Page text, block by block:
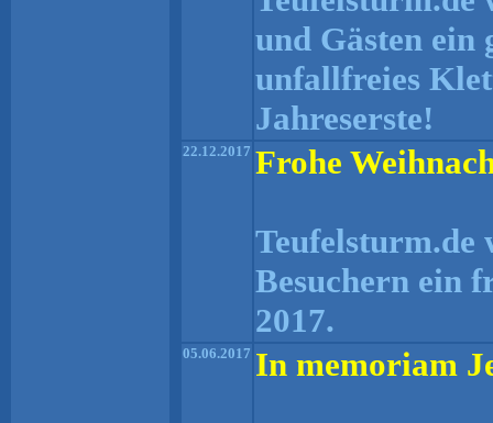
und Gästen ein
unfallfreies
Jahreserste!
22.12.2017 Frohe
Teufelsturm.de
Besuchern ein
2017.
05.06.2017 In memoriam